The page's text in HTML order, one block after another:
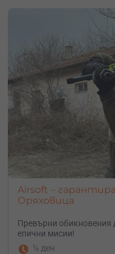
Airsoft –
Оряховица
Превърни обикновения
епични мисии!
½ ден